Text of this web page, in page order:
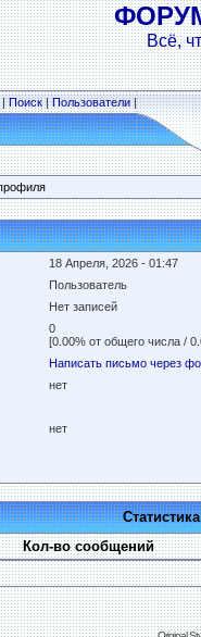
Всё,
|Поиск|Пользователи|
18 Апреля, 2026 - 01:47
Пользователь
Нет записей
0
[0.00% от общего числа /
Написать письмо через
нет
нет
Кол-во сообщений